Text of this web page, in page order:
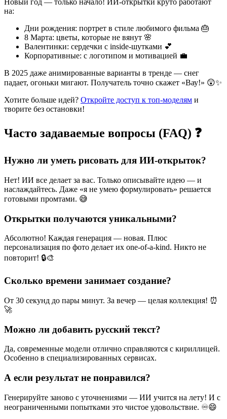
Новый год — только начало! ИИ-открытки круто работают
на:
Дни рождения: портрет в стиле любимого фильма 🎂
8 Марта: цветы, которые не вянут 🌸
Валентинки: сердечки с inside-шутками 💕
Корпоративные: с логотипом и мотивацией 💼
В 2025 даже анимированные варианты в тренде — снег
падает, огоньки мигают. Получатель точно скажет «Вау!» 😲✨
Хотите больше идей? Откройте доступ к топ-моделям и
творите без остановки!
Часто задаваемые вопросы (FAQ) ❓
Нужно ли уметь рисовать для ИИ-открыток?
Нет! ИИ все делает за вас. Только описывайте идею — и
наслаждайтесь. Даже «я не умею формулировать» решается
готовыми промтами. 😅
Открытки получаются уникальными?
Абсолютно! Каждая генерация — новая. Плюс
персонализация по фото делает их one-of-a-kind. Никто не
повторит! 🔒🎨
Сколько времени занимает создание?
От 30 секунд до пары минут. За вечер — целая коллекция! ⏰
🚀
Можно ли добавить русский текст?
Да, современные модели отлично справляются с кириллицей.
Особенно в специализированных сервисах.
А если результат не понравился?
Генерируйте заново с уточнениями — ИИ учится на лету! И с
неограниченными попытками это чистое удовольствие. ♾️😄